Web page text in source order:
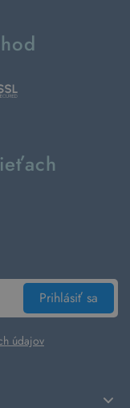
Prihlásiť sa
údajov